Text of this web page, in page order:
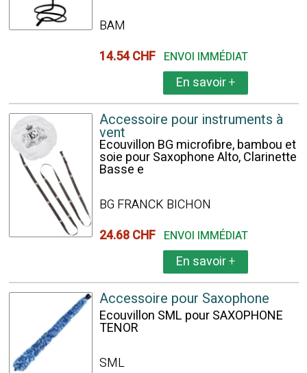
BAM
14.54 CHF ENVOI IMMÉDIAT
En savoir+
Accessoire pour instruments à
vent
Ecouvillon BG microfibre, bambou et
soie pour Saxophone Alto, Clarinette
Basse e
BG FRANCK BICHON
24.68 CHF ENVOI IMMÉDIAT
En savoir+
Accessoire pour Saxophone
Ecouvillon SML pour SAXOPHONE
TENOR
SML